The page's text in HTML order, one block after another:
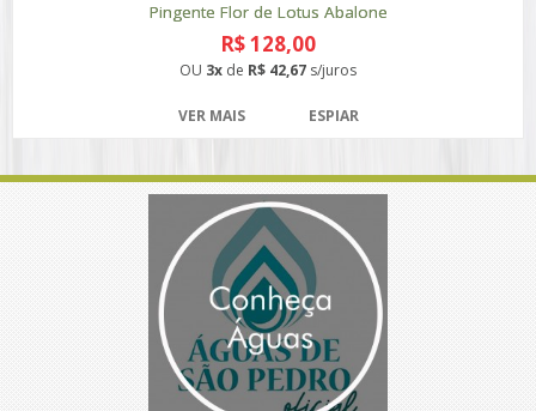
Pingente Flor de Lotus Abalone
R$ 128,00
OU 3x de R$ 42,67 s/juros
VER MAIS ESPIAR